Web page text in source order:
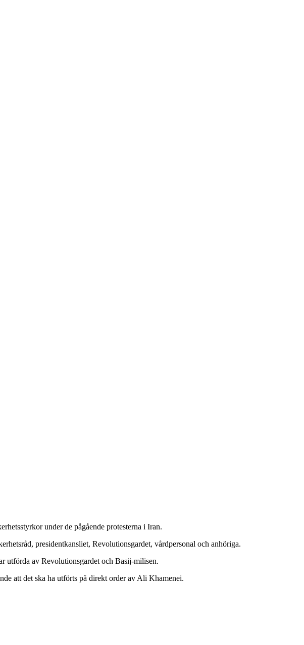
under de pågående protesterna i Iran.
presidentkansliet, Revolutionsgardet, vårdpersonal och anhöriga.
utförda av Revolutionsgardet och Basij-milisen.
att det ska ha utförts på direkt order av Ali Khamenei.